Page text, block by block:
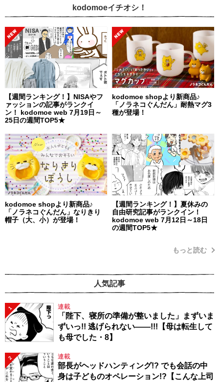
kodomoeイチオシ！
【週間ランキング！】NISAやフ
ァッションの記事がランクイ
ン！ kodomoe web 7月19日～
25日の週間TOP5★
kodomoe shopより新商品♪
「ノラネコぐんだん」耐熱マグ3
種が登場！
kodomoe shopより新商品♪
「ノラネコぐんだん」なりきり
帽子（大、小）が登場！
【週間ランキング！】夏休みの
自由研究記事がランクイン！
kodomoe web 7月12日～18日
の週間TOP5★
もっと読む
人気記事
1 連載
「陛下、寝所の準備が整いました」まずいま
ずいっ!! 逃げられない――!!!【母は転生して
も母でした・8】
2 連載
部長がヘッドハンティング!? でも会話の中
身は子どものオペレーション!?【こんな上司